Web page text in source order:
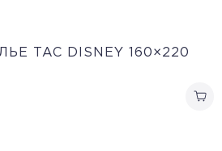
TAC DISNEY 160×220